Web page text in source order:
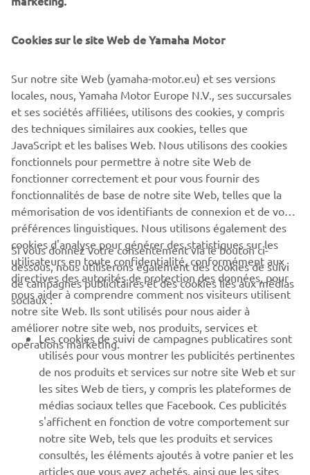
EN SAVOIR PLUS
CORPORATE
PROS & B2B
PLUS YAMAHA
SUPPORT
NEWSLETTER
Découvrez en exclusivité les dernières offres, les événements
Cookies sur le site Web de Yamaha Motor
Sur notre site Web (yamaha-motor.eu) et ses versions
locales, nous, Yamaha Motor Europe N.V., ses succursales
et ses sociétés affiliées, utilisons des cookies, y compris
des techniques similaires aux cookies, telles que
JavaScript et les balises Web. Nous utilisons des cookies
fonctionnels pour permettre à notre site Web de
fonctionner correctement et pour vous fournir des
fonctionnalités de base de notre site Web, telles que la
mémorisation de vos identifiants de connexion et de vos
préférences linguistiques. Nous utilisons également des
cookies d'analyse pour générer des statistiques sur les
utilisateurs en toute confidentialité, conformément aux
directives des autorités de protection des données, pour
nous aider à comprendre comment nos visiteurs utilisent
notre site Web. Ils sont utilisés pour nous aider à
améliorer notre site web, nos produits, services et
opérations marketing.
Si vous donnez votre consentement via le bouton ci-
dessous, nous utiliserons également des cookies de suivi
de campagnes publicitaires et des cookies liés aux médias
sociaux :
Les cookies de suivi de campagnes publicatires sont
utilisés pour vous montrer les publicités pertinentes
de nos produits et services sur notre site Web et sur
les sites Web de tiers, y compris les plateformes de
médias sociaux telles que Facebook. Ces publicités
s'affichent en fonction de votre comportement sur
notre site Web, tels que les produits et services
consultés, les éléments ajoutés à votre panier et les
articles que vous avez achetés, ainsi que les sites